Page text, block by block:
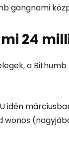
gangnami
24
a
idén
wonos